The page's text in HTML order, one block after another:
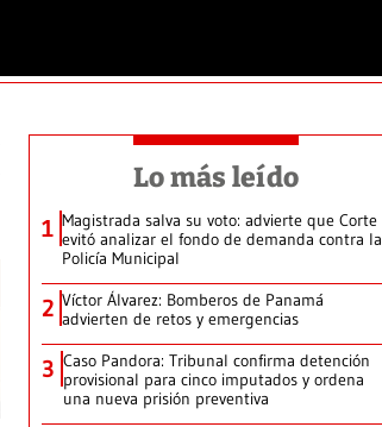
Lo más leído
1 Magistrada salva su voto: advierte que Corte
evitó analizar el fondo de demanda contra la
Policía Municipal
2 Víctor Álvarez: Bomberos de Panamá
advierten de retos y emergencias
3 Caso Pandora: Tribunal confirma detención
provisional para cinco imputados y ordena
una nueva prisión preventiva